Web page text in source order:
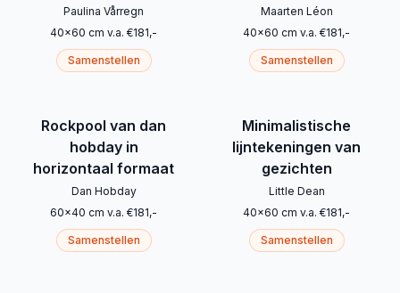
Paulina Vårregn
40x60 cm v.a. €181,-
Samenstellen
Maarten Léon
40x60 cm v.a. €181,-
Samenstellen
Rockpool van dan
hobday in
horizontaal formaat
Dan Hobday
60x40 cm v.a. €181,-
Samenstellen
Minimalistische
lijntekeningen van
gezichten
Little Dean
40x60 cm v.a. €181,-
Samenstellen